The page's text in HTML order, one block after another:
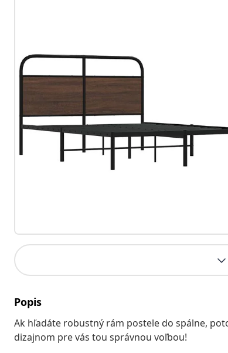
Popis
Ak hľadáte robustný rám postele do spálne,
dizajnom pre vás tou správnou voľbou!